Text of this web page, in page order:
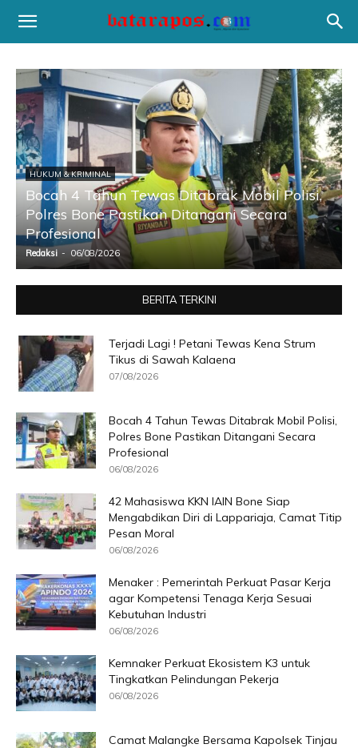
HUKUM & KRIMINAL
Bocah 4 Tahun Tewas Ditabrak Mobil Polisi,
Polres Bone Pastikan Ditangani Secara
Profesional
Redaksi - 06/08/2026
BERITA TERKINI
Terjadi Lagi ! Petani Tewas Kena Strum
Tikus di Sawah Kalaena
07/08/2026
Bocah 4 Tahun Tewas Ditabrak Mobil Polisi,
Polres Bone Pastikan Ditangani Secara
Profesional
06/08/2026
42 Mahasiswa KKN IAIN Bone Siap
Mengabdikan Diri di Lappariaja, Camat Titip
Pesan Moral
06/08/2026
Menaker : Pemerintah Perkuat Pasar Kerja
agar Kompetensi Tenaga Kerja Sesuai
Kebutuhan Industri
06/08/2026
Kemnaker Perkuat Ekosistem K3 untuk
Tingkatkan Pelindungan Pekerja
06/08/2026
Camat Malangke Bersama Kapolsek Tinjau